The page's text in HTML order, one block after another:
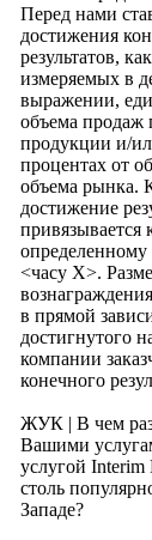
Перед нами
достижения
результатов,
измеряемых в
выражении,
объема продаж
продукции и/
процентах от
объема рынка.
достижение
привязывается
определенному
<часу X>.
в прямой
достигнутого
компании
конечного
ЖУК | В чем
Вашими
услугой Interim
столь
Западе?